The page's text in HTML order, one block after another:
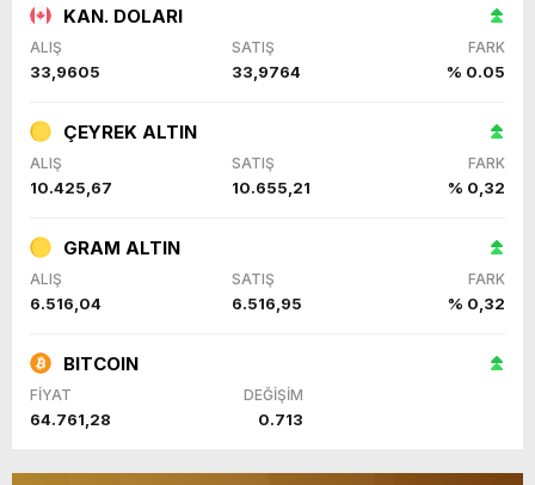
KAN. DOLARI
ALIŞ SATIŞ FARK
33,9605 33,9764 % 0.05
ÇEYREK ALTIN
ALIŞ SATIŞ FARK
10.425,67 10.655,21 % 0,32
GRAM ALTIN
ALIŞ SATIŞ FARK
6.516,04 6.516,95 % 0,32
BITCOIN
FİYAT DEĞİŞİM
64.761,28 0.713